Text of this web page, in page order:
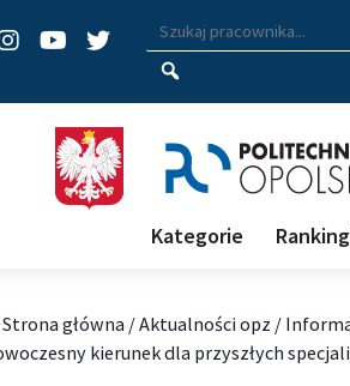
Instagram
YoutubeTwitterWyszukiwarka
Wpisz nazwisko,
Kategorie
Strona główna /Aktualności opz /
kierunek dla przyszłych